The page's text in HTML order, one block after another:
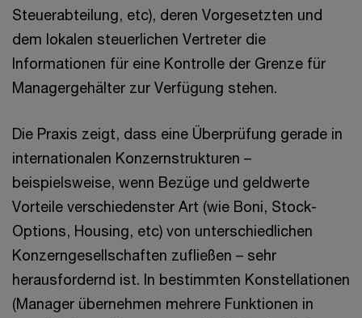
Steuerabteilung, etc), deren Vorgesetzten und
dem lokalen steuerlichen Vertreter die
Informationen für eine Kontrolle der Grenze für
Managergehälter zur Verfügung stehen.
Die Praxis zeigt, dass eine Überprüfung gerade in
internationalen Konzernstrukturen –
beispielsweise, wenn Bezüge und geldwerte
Vorteile verschiedenster Art (wie Boni, Stock-
Options, Housing, etc) von unterschiedlichen
Konzerngesellschaften zufließen – sehr
herausfordernd ist. In bestimmten Konstellationen
(Manager übernehmen mehrere Funktionen in